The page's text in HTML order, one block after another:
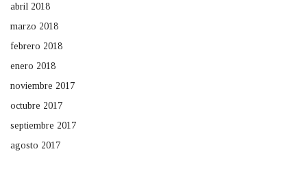
abril 2018
marzo 2018
febrero 2018
enero 2018
noviembre 2017
octubre 2017
septiembre 2017
agosto 2017